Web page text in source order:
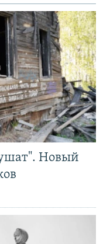
Новый